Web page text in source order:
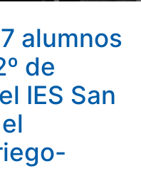
visitan el Diccionario
alumnos
de
IES San